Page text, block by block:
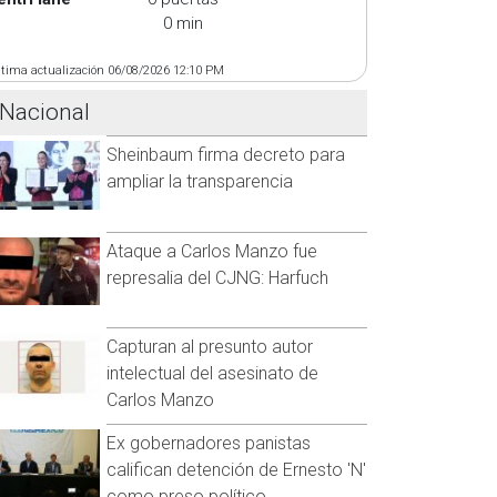
0 min
actualización 06/08/2026 12:10 PM
Nacional
Sheinbaum firma decreto para
ampliar la transparencia
Ataque a Carlos Manzo fue
represalia del CJNG: Harfuch
Capturan al presunto autor
intelectual del asesinato de
Carlos Manzo
Ex gobernadores panistas
califican detención de Ernesto 'N'